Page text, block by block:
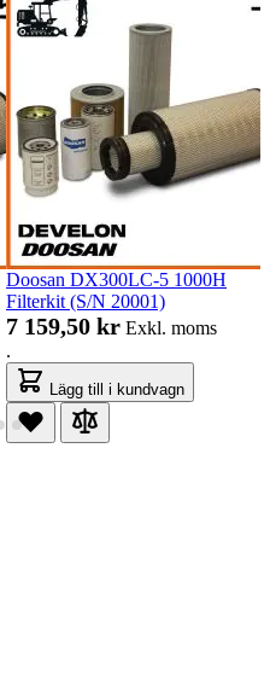
Doosan DX300LC-5 1000H
Filterkit (S/N 20001)
7 159,50 kr Exkl. moms
.
Lägg till i kundvagn